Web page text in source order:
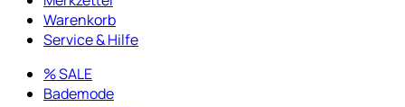
Warenkorb
Service & Hilfe
% SALE
Bademode